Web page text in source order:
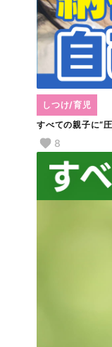
すべての親子に“
しつけ/育児
8